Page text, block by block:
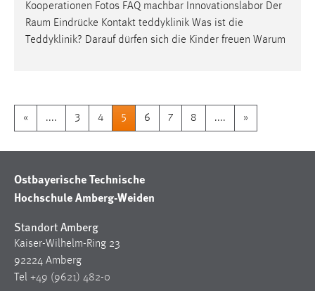
Kooperationen Fotos FAQ machbar Innovationslabor Der
Raum Eindrücke Kontakt teddyklinik Was ist die
Teddyklinik? Darauf dürfen sich die Kinder freuen Warum
« .... 3 4 5 6 7 8 .... »
Ostbayerische Technische
Hochschule Amberg-Weiden
Standort Amberg
Kaiser-Wilhelm-Ring 23
92224 Amberg
Tel +49 (9621) 482-0